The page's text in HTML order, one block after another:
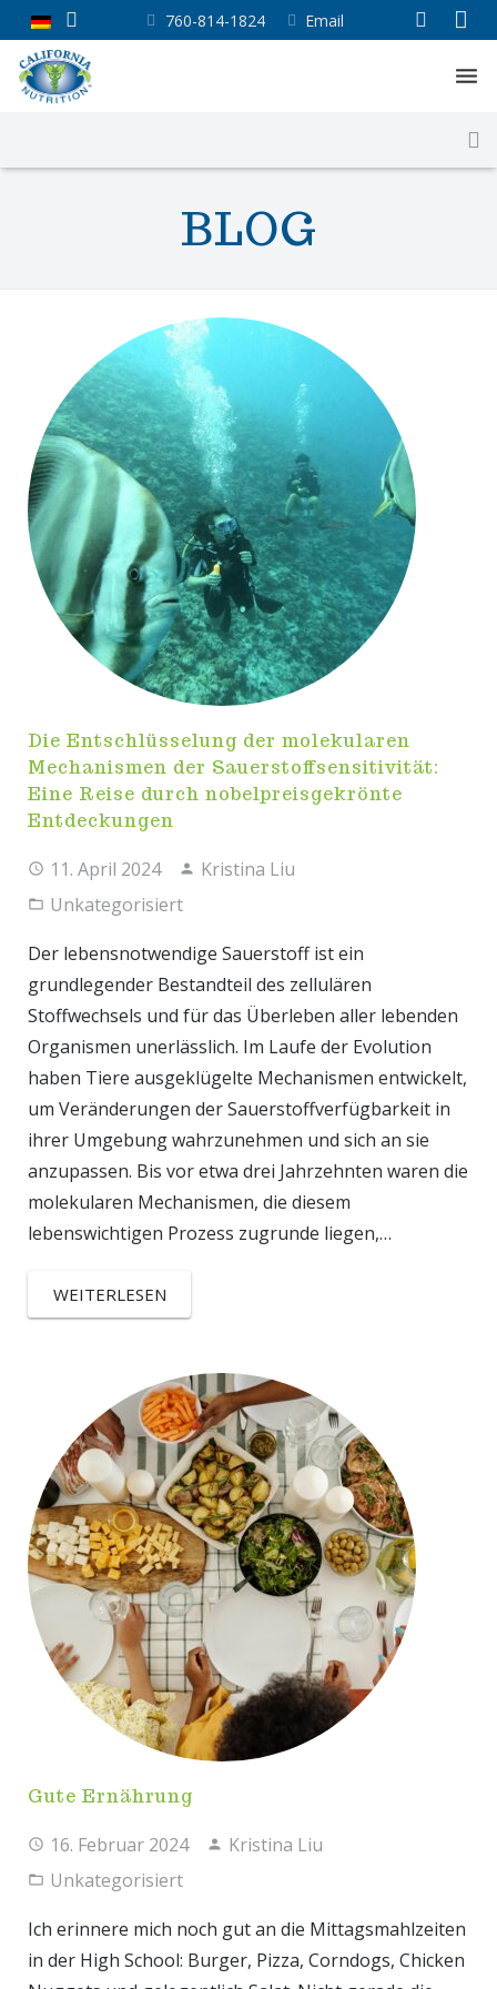
760-814-1824 Email
Kontakt
BLOG
Die Entschlüsselung der molekularen
Mechanismen der Sauerstoffsensitivität:
Eine Reise durch nobelpreisgekrönte
Entdeckungen
11. April 2024
Kristina Liu
Unkategorisiert
Der lebensnotwendige Sauerstoff ist ein
grundlegender Bestandteil des zellulären
Stoffwechsels und für das Überleben aller lebenden
Organismen unerlässlich. Im Laufe der Evolution
haben Tiere ausgeklügelte Mechanismen entwickelt,
um Veränderungen der Sauerstoffverfügbarkeit in
ihrer Umgebung wahrzunehmen und sich an sie
anzupassen. Bis vor etwa drei Jahrzehnten waren die
molekularen Mechanismen, die diesem
lebenswichtigen Prozess zugrunde liegen,…
WEITERLESEN
Gute Ernährung
16. Februar 2024
Kristina Liu
Unkategorisiert
Ich erinnere mich noch gut an die Mittagsmahlzeiten
in der High School: Burger, Pizza, Corndogs, Chicken